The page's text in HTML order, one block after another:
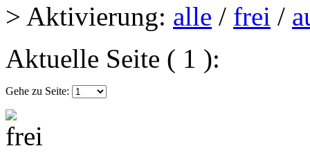
> Aktivierung: alle / frei /
Aktuelle Seite ( 1 ):
Gehe zu Seite: